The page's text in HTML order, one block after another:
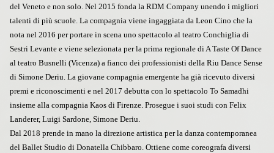
del Veneto e non solo. Nel 2015 fonda la RDM Company unendo i migliori
talenti di più scuole. La compagnia viene ingaggiata da Leon Cino che la
nota nel 2016 per portare in scena uno spettacolo al teatro Conchiglia di
Sestri Levante e viene selezionata per la prima regionale di A Taste Of Dance
al teatro Busnelli (Vicenza) a fianco dei professionisti della Riu Dance Sense
di Simone Deriu. La giovane compagnia emergente ha già ricevuto diversi
premi e riconoscimenti e nel 2017 debutta con lo spettacolo To Samadhi
insieme alla compagnia Kaos di Firenze. Prosegue i suoi studi con Felix
Landerer, Luigi Sardone, Simone Deriu.
Dal 2018 prende in mano la direzione artistica per la danza contemporanea
del Ballet Studio di Donatella Chibbaro. Ottiene come coreografa diversi